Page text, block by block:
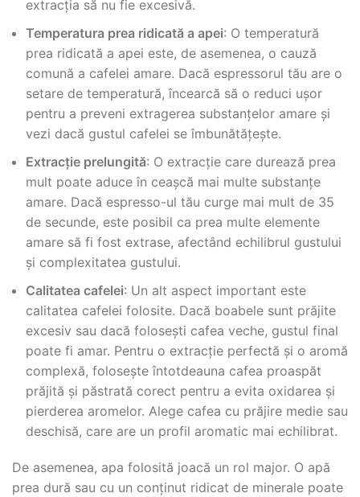
extracția să nu fie excesivă.
Temperatura prea ridicată a apei: O temperatură
prea ridicată a apei este, de asemenea, o cauză
comună a cafelei amare. Dacă espressorul tău are o
setare de temperatură, încearcă să o reduci ușor
pentru a preveni extragerea substanțelor amare și
vezi dacă gustul cafelei se îmbunătățește.
Extracție prelungită: O extracție care durează prea
mult poate aduce în ceașcă mai multe substanțe
amare. Dacă espresso-ul tău curge mai mult de 35
de secunde, este posibil ca prea multe elemente
amare să fi fost extrase, afectând echilibrul gustului
și complexitatea gustului.
Calitatea cafelei: Un alt aspect important este
calitatea cafelei folosite. Dacă boabele sunt prăjite
excesiv sau dacă folosești cafea veche, gustul final
poate fi amar. Pentru o extracție perfectă și o aromă
complexă, folosește întotdeauna cafea proaspăt
prăjită și păstrată corect pentru a evita oxidarea și
pierderea aromelor. Alege cafea cu prăjire medie sau
deschisă, care are un profil aromatic mai echilibrat.
De asemenea, apa folosită joacă un rol major. O apă
prea dură sau cu un conținut ridicat de minerale poate